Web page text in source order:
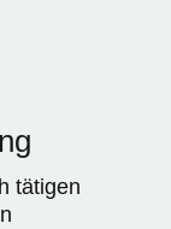
tätigen